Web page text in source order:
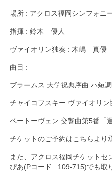
場所 : アクロス福岡シンフォニ
指揮 : 鈴木 優人
ヴァイオリン独奏 : 木嶋 真優
曲目 :
ブラームス 大学祝典序曲 ハ短
チャイコフスキー ヴァイオリ
ベートーヴェン 交響曲第5番「
チケットのご予約はこちら より
また、アクロス福岡チケットセ
ぴあ(Pコード : 109-715)でも取